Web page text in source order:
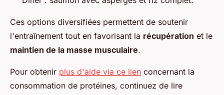
Ces options diversifiées permettent de soutenir
l'entraînement tout en favorisant la récupération et le
maintien de la masse musculaire.
Pour obtenir plus d'aide via ce lien concernant la
consommation de protéines, continuez de lire